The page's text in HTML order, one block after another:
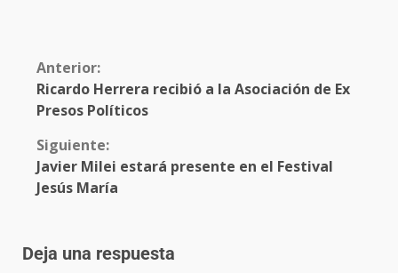
Anterior:
Ricardo Herrera recibió a la Asociación de Ex
Presos Políticos
Siguiente:
Javier Milei estará presente en el Festival
Jesús María
Deja una respuesta